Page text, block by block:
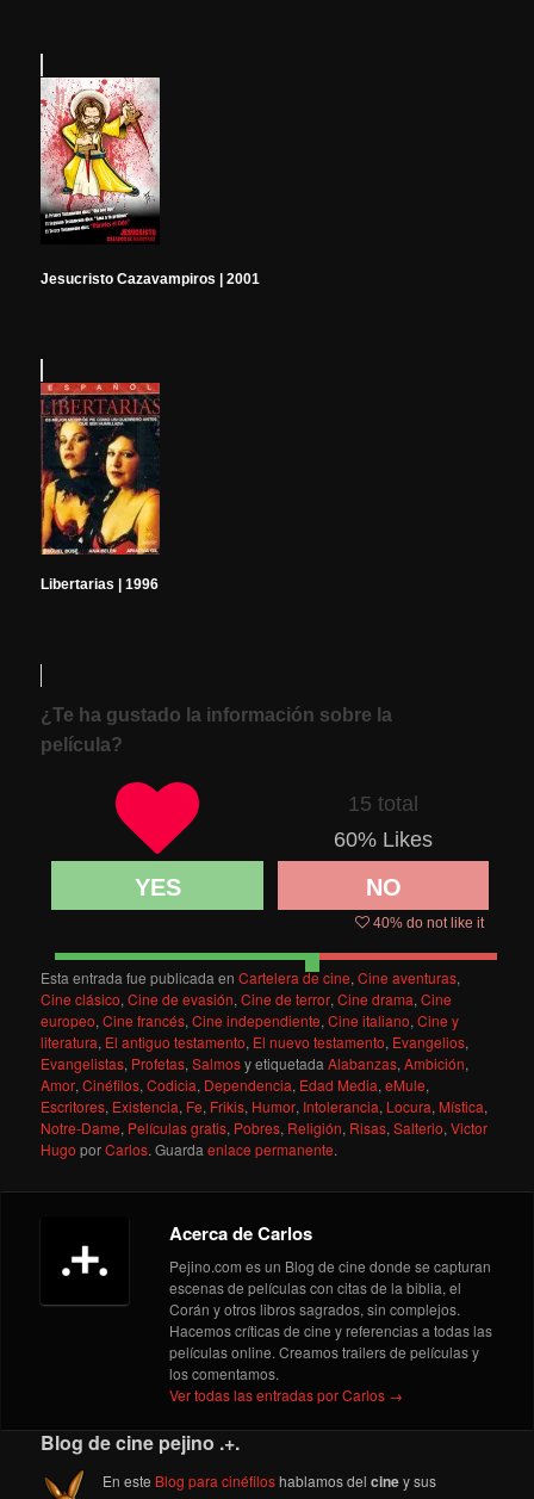
Jesucristo Cazavampiros | 2001
Libertarias | 1996
¿Te ha gustado la información sobre la
película?
15 total
60% Likes
YES NO
40% do not like it
Esta entrada fue publicada enCartelera de cine,Cine aventuras,
Cine clásico,Cine de evasión,Cine de terror,Cine drama,Cine
europeo,Cine francés,Cine independiente,Cine italiano,Cine y
literatura, El antiguo testamento, El nuevo testamento, Evangelios,
Evangelistas, Profetas,Salmosy etiquetadaAlabanzas,Ambición,
Amor,Cinéfilos,Codicia, Dependencia, Edad Media,eMule,
Escritores, Existencia, Fe, Frikis, Humor, Intolerancia, Locura, Mística,
Notre-Dame, Películas gratis, Pobres, Religión, Risas,Salterio,Victor
Hugo porCarlos. Guardaenlace permanente.
Acerca de Carlos
Pejino.com es un Blog de cine donde se capturan
escenas de películas con citas de la biblia, el
Corán y otros libros sagrados, sin complejos.
Hacemos críticas de cine y referencias a todas las
películas online. Creamos trailers de películas y
los comentamos.
Ver todas las entradas por Carlos →
Blog de cine pejino .+.
En este Blog para cinéfiloshablamos delciney sus